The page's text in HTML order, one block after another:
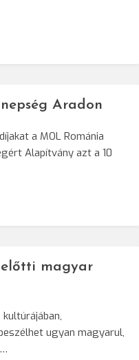
Aradon
a MOL Románia
Alapítvány azt a 10
előtti magyar
ugyan magyarul,